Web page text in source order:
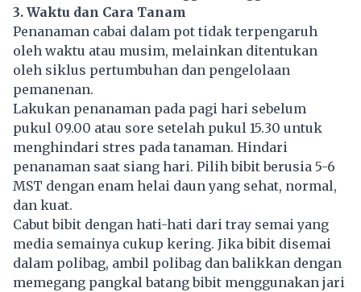
3. Waktu dan Cara Tanam
Penanaman cabai dalam pot tidak terpengaruh
oleh waktu atau musim, melainkan ditentukan
oleh siklus pertumbuhan dan pengelolaan
pemanenan.
Lakukan penanaman pada pagi hari sebelum
pukul 09.00 atau sore setelah pukul 15.30 untuk
menghindari stres pada tanaman. Hindari
penanaman saat siang hari. Pilih bibit berusia 5-6
MST dengan enam helai daun yang sehat, normal,
dan kuat.
Cabut bibit dengan hati-hati dari tray semai yang
media semainya cukup kering. Jika bibit disemai
dalam polibag, ambil polibag dan balikkan dengan
memegang pangkal batang bibit menggunakan jari